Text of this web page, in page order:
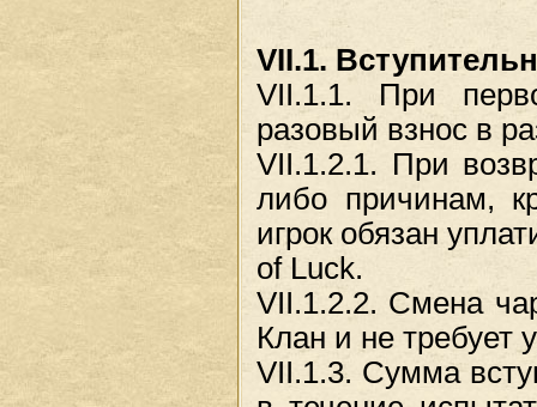
VII.1.
VII.1.1. При
разовый взнос в
VII.1.2.1. При
либо причинам,
игрок обязан
of Luck.
VII.1.2.2. Смена
Клан и не требует
VII.1.3. Сумма